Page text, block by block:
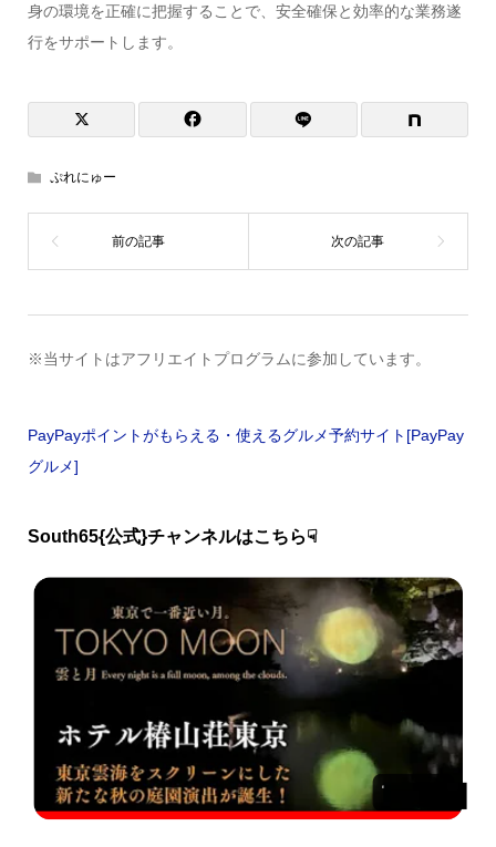
身の環境を正確に把握することで、安全確保と効率的な業務遂
行をサポートします。
ぷれにゅー
※当サイトはアフリエイトプログラムに参加しています。
PayPayポイントがもらえる・使えるグルメ予約サイト[PayPay
グルメ]
South65{公式}チャンネルはこちら☟